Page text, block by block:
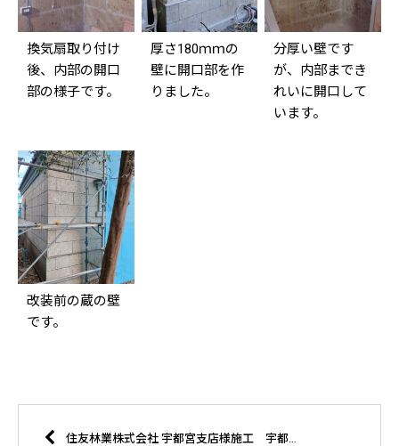
換気扇取り付け
後、内部の開口
部の様子です。
厚さ180ｍｍの
壁に開口部を作
りました。
分厚い壁です
が、内部までき
れいに開口して
います。
改装前の蔵の壁
です。
住友林業株式会社 宇都宮支店様施工 宇都宮市 Y様邸